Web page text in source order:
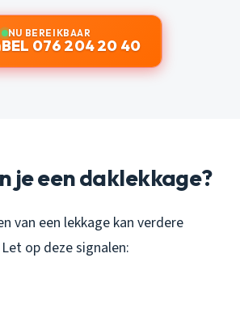
NU BEREIKBAAR
BEL 076 204 20 40
je een daklekkage?
van een lekkage kan verdere
op deze signalen: